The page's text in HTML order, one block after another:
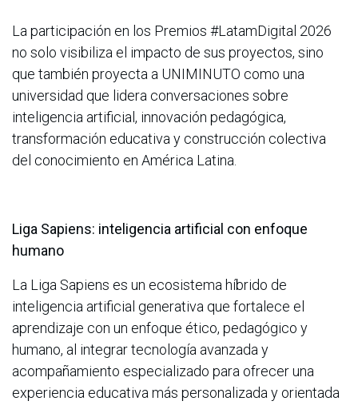
La participación en los Premios #LatamDigital 2026
no solo visibiliza el impacto de sus proyectos, sino
que también proyecta a UNIMINUTO como una
universidad que lidera conversaciones sobre
inteligencia artificial, innovación pedagógica,
transformación educativa y construcción colectiva
del conocimiento en América Latina.
Liga Sapiens: inteligencia artificial con enfoque
humano
La Liga Sapiens es un ecosistema híbrido de
inteligencia artificial generativa que fortalece el
aprendizaje con un enfoque ético, pedagógico y
humano, al integrar tecnología avanzada y
acompañamiento especializado para ofrecer una
experiencia educativa más personalizada y orientada